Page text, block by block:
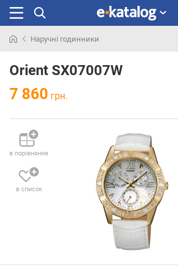
раніше
Наручні годинники
Orient SX07007W
7 860 грн.
в порівняння
в список